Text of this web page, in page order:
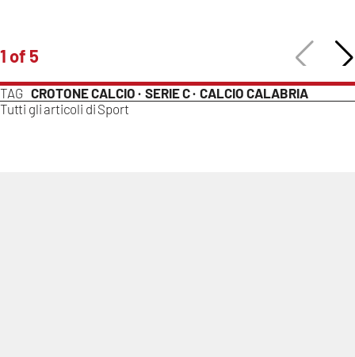
Lacitymag.it
1 of 5
TAG CROTONE CALCIO · SERIE C · CALCIO CALABRIA
Tutti gli articoli di Sport